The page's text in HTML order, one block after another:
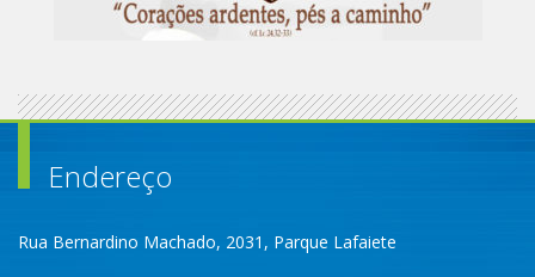
Endereço
Rua Bernardino Machado, 2031, Parque Lafaiete